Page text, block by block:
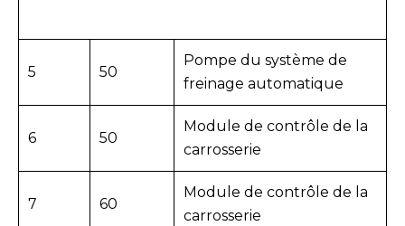
5 50
Pompe du système de
freinage automatique
6 50
Module de contrôle de la
carrosserie
7 60
Module de contrôle de la
carrosserie